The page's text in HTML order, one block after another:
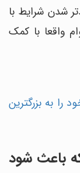
شدن شرایط با
واقعا با کمک
را به بزرگترین
باعث شود